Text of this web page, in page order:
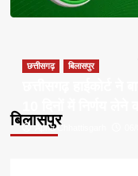
बिलासपुर
छत्तीसगढ़ बिलासपुर
Apna Chhattisgarh